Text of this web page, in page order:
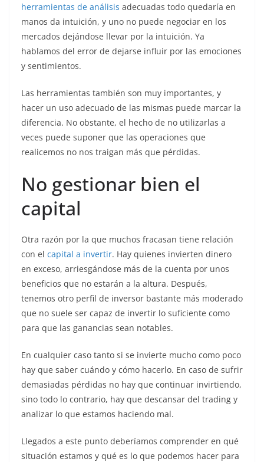
herramientas de análisis adecuadas todo quedaría en
manos da intuición, y uno no puede negociar en los
mercados dejándose llevar por la intuición. Ya
hablamos del error de dejarse influir por las emociones
y sentimientos.
Las herramientas también son muy importantes, y
hacer un uso adecuado de las mismas puede marcar la
diferencia. No obstante, el hecho de no utilizarlas a
veces puede suponer que las operaciones que
realicemos no nos traigan más que pérdidas.
No gestionar bien el
capital
Otra razón por la que muchos fracasan tiene relación
con el capital a invertir. Hay quienes invierten dinero
en exceso, arriesgándose más de la cuenta por unos
beneficios que no estarán a la altura. Después,
tenemos otro perfil de inversor bastante más moderado
que no suele ser capaz de invertir lo suficiente como
para que las ganancias sean notables.
En cualquier caso tanto si se invierte mucho como poco
hay que saber cuándo y cómo hacerlo. En caso de sufrir
demasiadas pérdidas no hay que continuar invirtiendo,
sino todo lo contrario, hay que descansar del trading y
analizar lo que estamos haciendo mal.
Llegados a este punto deberíamos comprender en qué
situación estamos y qué es lo que podemos hacer para